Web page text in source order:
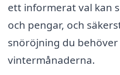
ett informerat val kan
och pengar, och
snöröjning du
vintermånaderna.